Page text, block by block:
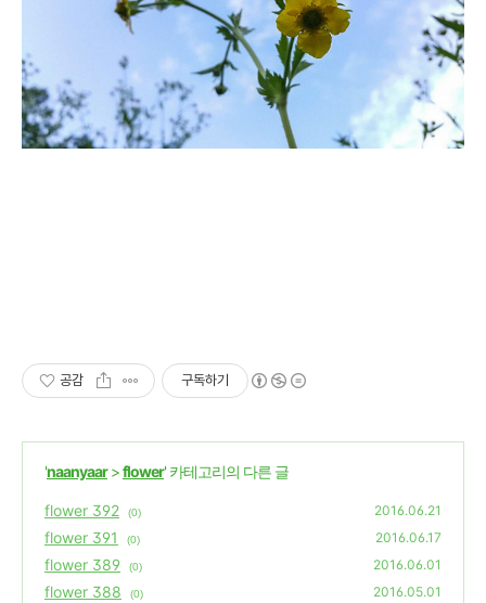
공감 구독하기
'naanyaar>flower' 카테고리의 다른 글
flower 392 (0) 2016.06.21
flower 391 (0) 2016.06.17
flower 389 (0) 2016.06.01
flower 388 (0) 2016.05.01